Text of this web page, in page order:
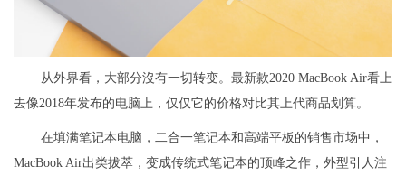
从外界看，大部分沒有一切转变。最新款2020 MacBook Air看上
去像2018年发布的电脑上，仅仅它的价格对比其上代商品划算。
在填满笔记本电脑，二合一笔记本和高端平板的销售市场中，
MacBook Air出类拔萃，变成传统式笔记本的顶峰之作，外型引人注